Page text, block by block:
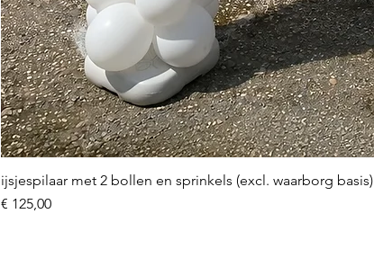
ijsjespilaar met 2 bollen en sprinkels (excl. waarborg basis)
Prijs
€ 125,00